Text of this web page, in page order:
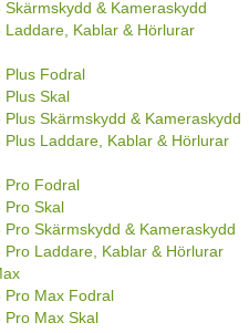
Skärmskydd & Kameraskydd
Laddare, Kablar & Hörlurar
Plus Fodral
Plus Skal
Plus Skärmskydd & Kameraskydd
Plus Laddare, Kablar & Hörlurar
Pro Fodral
Pro Skal
Pro Skärmskydd & Kameraskydd
Pro Laddare, Kablar & Hörlurar
Pro Max Fodral
Pro Max Skal